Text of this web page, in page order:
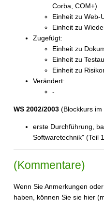
Corba, COM+)
Einheit zu Web-
Einheit zu
Zugefügt:
Einheit zu
Einheit zu
Einheit zu
Verändert:
-
WS 2002/2003 (Blockkurs im
erste Durchführung,
Softwaretechnik" (Teil
(Kommentare)
Wenn Sie Anmerkungen
haben, können Sie sie hier